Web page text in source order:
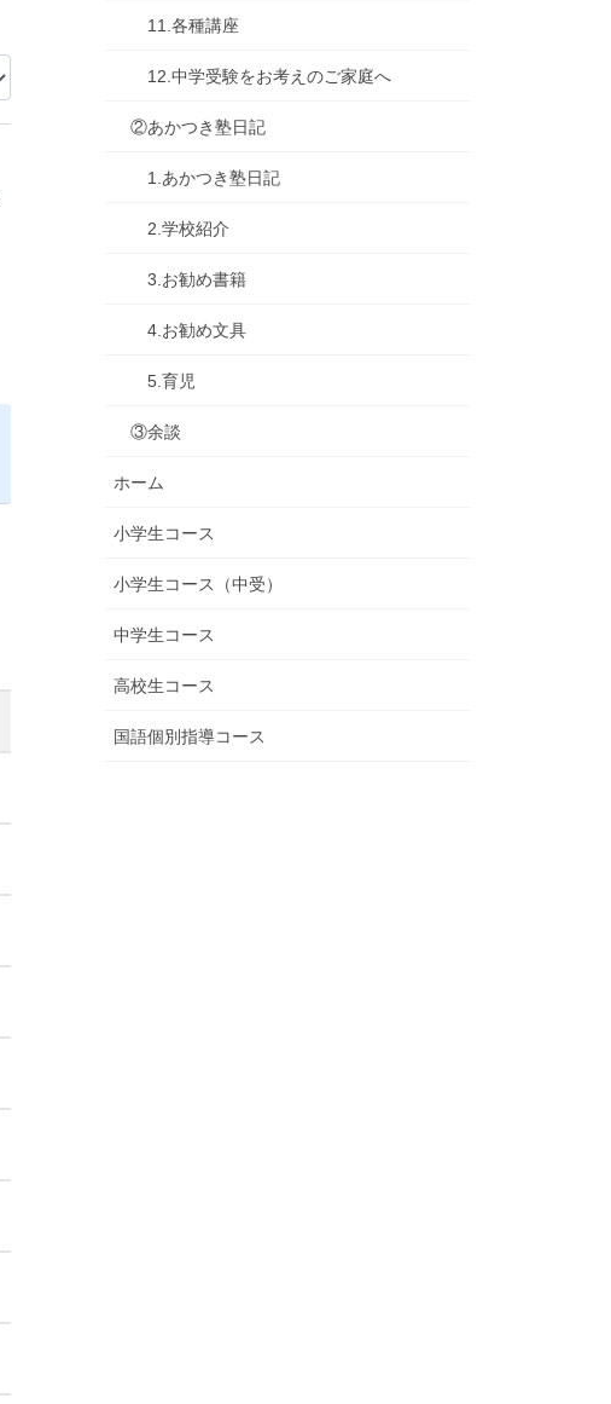
11.各種講座
12.中学受験をお考えのご家庭へ
②あかつき塾日記
1.あかつき塾日記
2.学校紹介
3.お勧め書籍
4.お勧め文具
5.育児
③余談
ホーム
小学生コース
小学生コース（中受）
中学生コース
高校生コース
国語個別指導コース